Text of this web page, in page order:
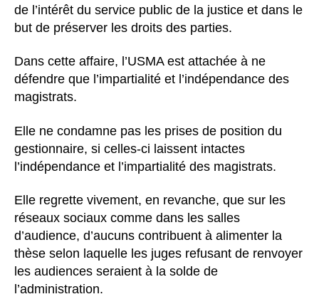
de l’intérêt du service public de la justice et dans le
but de préserver les droits des parties.
Dans cette affaire, l’USMA est attachée à ne
défendre que l’impartialité et l’indépendance des
magistrats.
Elle ne condamne pas les prises de position du
gestionnaire, si celles-ci laissent intactes
l’indépendance et l’impartialité des magistrats.
Elle regrette vivement, en revanche, que sur les
réseaux sociaux comme dans les salles
d’audience, d’aucuns contribuent à alimenter la
thèse selon laquelle les juges refusant de renvoyer
les audiences seraient à la solde de
l’administration.